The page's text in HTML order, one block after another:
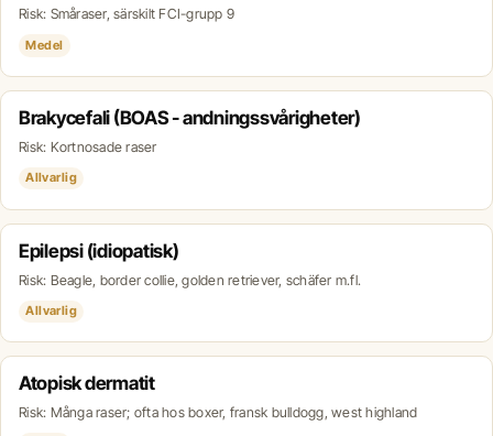
Risk: Småraser, särskilt FCI-grupp 9
Medel
Brakycefali (BOAS - andningssvårigheter)
Risk: Kortnosade raser
Allvarlig
Epilepsi (idiopatisk)
Risk: Beagle, border collie, golden retriever, schäfer m.fl.
Allvarlig
Atopisk dermatit
Risk: Många raser; ofta hos boxer, fransk bulldogg, west highland